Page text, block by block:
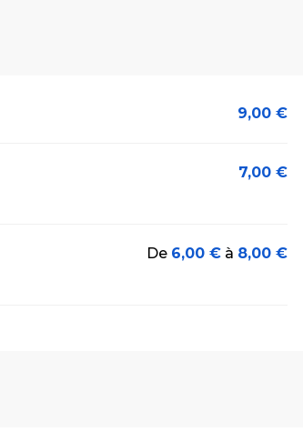
9,00 €
7,00 €
De 6,00 € à 8,00 €